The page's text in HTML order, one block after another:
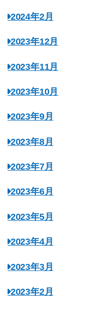
2024年2月
2023年12月
2023年11月
2023年10月
2023年9月
2023年8月
2023年7月
2023年6月
2023年5月
2023年4月
2023年3月
2023年2月